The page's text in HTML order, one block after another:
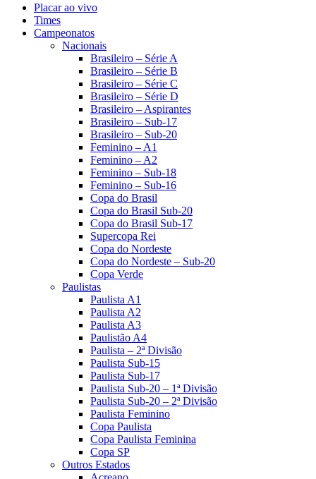
Placar ao vivo
Times
Campeonatos
Nacionais
Brasileiro – Série A
Brasileiro – Série B
Brasileiro – Série C
Brasileiro – Série D
Brasileiro – Aspirantes
Brasileiro – Sub-17
Brasileiro – Sub-20
Feminino – A1
Feminino – A2
Feminino – Sub-18
Feminino – Sub-16
Copa do Brasil
Copa do Brasil Sub-20
Copa do Brasil Sub-17
Supercopa Rei
Copa do Nordeste
Copa do Nordeste – Sub-20
Copa Verde
Paulistas
Paulista A1
Paulista A2
Paulista A3
Paulistão A4
Paulista – 2ª Divisão
Paulista Sub-15
Paulista Sub-17
Paulista Sub-20 – 1ª Divisão
Paulista Sub-20 – 2ª Divisão
Paulista Feminino
Copa Paulista
Copa Paulista Feminina
Copa SP
Outros Estados